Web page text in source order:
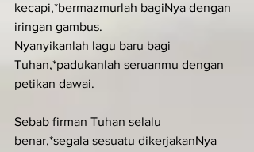
kecapi,*bermazmurlah bagiNya dengan
iringan gambus.
Nyanyikanlah lagu baru bagi
Tuhan,*padukanlah seruanmu dengan
petikan dawai.
Sebab firman Tuhan selalu
benar,*segala sesuatu dikerjakanNya